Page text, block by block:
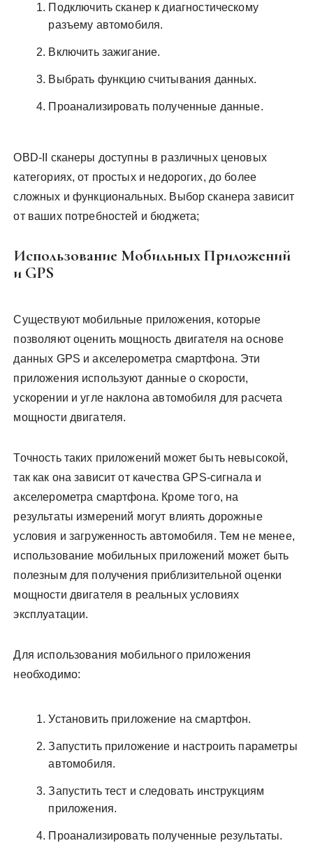
Подключить сканер к диагностическому
разъему автомобиля.
Включить зажигание.
Выбрать функцию считывания данных.
Проанализировать полученные данные.
OBD-II сканеры доступны в различных ценовых
категориях, от простых и недорогих, до более
сложных и функциональных. Выбор сканера зависит
от ваших потребностей и бюджета;
Использование Мобильных Приложений
и GPS
Существуют мобильные приложения, которые
позволяют оценить мощность двигателя на основе
данных GPS и акселерометра смартфона. Эти
приложения используют данные о скорости,
ускорении и угле наклона автомобиля для расчета
мощности двигателя.
Точность таких приложений может быть невысокой,
так как она зависит от качества GPS-сигнала и
акселерометра смартфона. Кроме того, на
результаты измерений могут влиять дорожные
условия и загруженность автомобиля. Тем не менее,
использование мобильных приложений может быть
полезным для получения приблизительной оценки
мощности двигателя в реальных условиях
эксплуатации.
Для использования мобильного приложения
необходимо:
Установить приложение на смартфон.
Запустить приложение и настроить параметры
автомобиля.
Запустить тест и следовать инструкциям
приложения.
Проанализировать полученные результаты.